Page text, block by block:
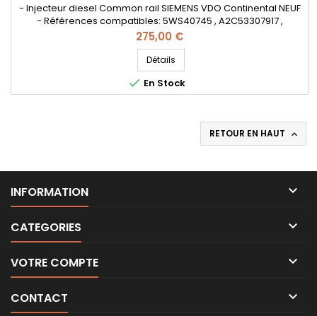
- Injecteur diesel Common rail SIEMENS VDO Continental NEUF
- Références compatibles: 5WS40745 , A2C53307917 ,
A2C59517051 , 9801125480 , BK2Q-9K546-AG , BK2Q9K546AG ,
BK2Q-9K546-AGN , 562002210 , 1746967 , 1840747 , LR032067 ,
2079601 - Pour motorisation Peugeot Citroen PSA 2.2 HDi et
Ford 2.2 TDCi Pièce d'origine
Prix
275,00 €
Détails
 En Stock
RETOUR EN HAUT 
INFORMATION 
CATEGORIES 
VOTRE COMPTE 
CONTACT 